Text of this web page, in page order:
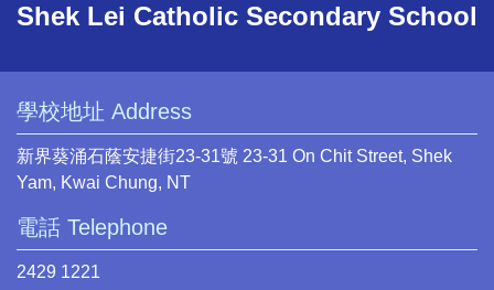
Shek Lei Catholic Secondary School
學校地址 Address
新界葵涌石蔭安捷街23-31號 23-31 On Chit Street, Shek
Yam, Kwai Chung, NT
電話 Telephone
2429 1221